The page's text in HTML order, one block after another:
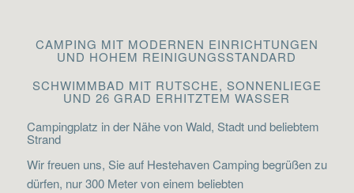
CAMPING MIT MODERNEN EINRICHTUNGEN
UND HOHEM REINIGUNGSSTANDARD
SCHWIMMBAD MIT RUTSCHE, SONNENLIEGE
UND 26 GRAD ERHITZTEM WASSER
Campingplatz in der Nähe von Wald, Stadt und beliebtem
Strand
Wir freuen uns, Sie auf Hestehaven Camping begrüßen zu
dürfen, nur 300 Meter von einem beliebten